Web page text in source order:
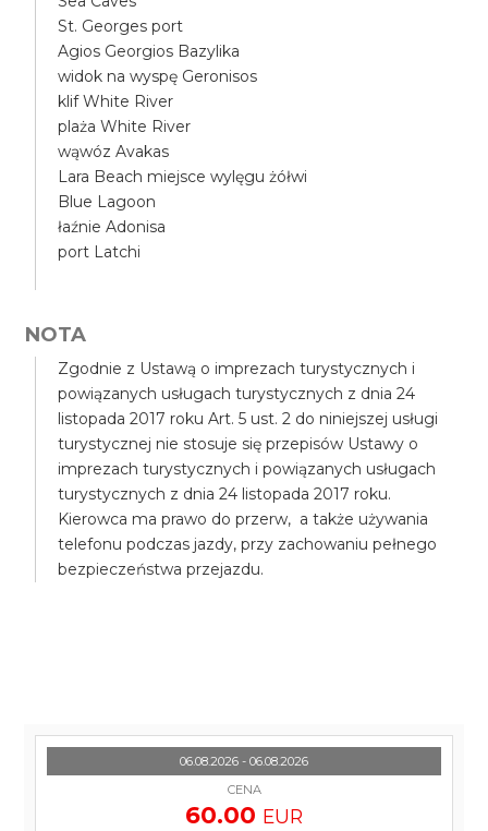
St. Georges port
Agios Georgios Bazylika
widok na wyspę Geronisos
klif White River
plaża White River
wąwóz Avakas
Lara Beach miejsce wylęgu żółwi
Blue Lagoon
łaźnie Adonisa
port Latchi
NOTA
Zgodnie z Ustawą o imprezach turystycznych i
powiązanych usługach turystycznych z dnia 24
listopada 2017 roku Art. 5 ust. 2 do niniejszej usługi
turystycznej nie stosuje się przepisów Ustawy o
imprezach turystycznych i powiązanych usługach
turystycznych z dnia 24 listopada 2017 roku.
Kierowca ma prawo do przerw, a także używania
telefonu podczas jazdy, przy zachowaniu pełnego
bezpieczeństwa przejazdu.
06.08.2026 - 06.08.2026
CENA
60.00 EUR